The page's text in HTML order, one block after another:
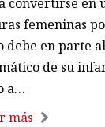
femeninas
debe en parte
de su
a…
más